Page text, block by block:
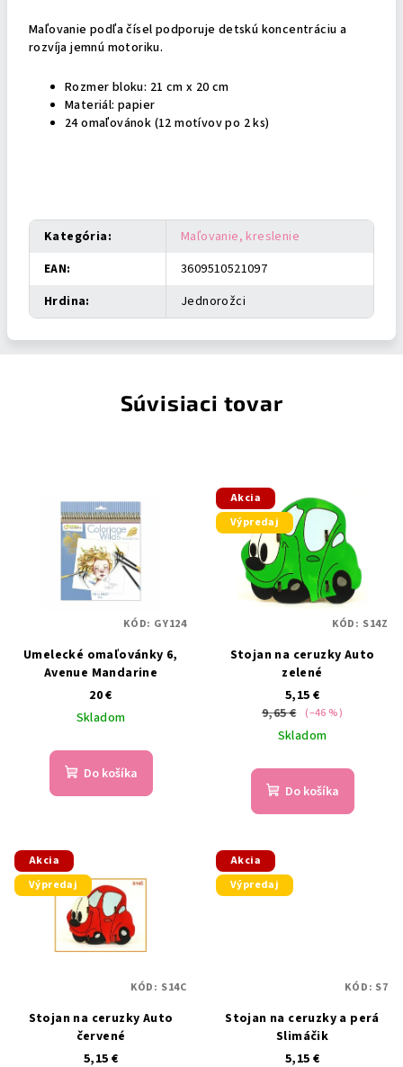
Maľovanie podľa čísel podporuje detskú koncentráciu a
rozvíja jemnú motoriku.
Rozmer bloku: 21 cm x 20 cm
Materiál: papier
24 omaľovánok (12 motívov po 2 ks)
Kategória:
Maľovanie, kreslenie
EAN:
3609510521097
Hrdina: Jednorožci
Súvisiaci tovar
Umelecké omaľovánky 6,
Avenue Mandarine
20 €
Skladom
Do košíka
KÓD: GY124
Akcia
Výpredaj
Stojan na ceruzky Auto
zelené
5,15 €
9,65 € (–46 %)
Skladom
Do košíka
KÓD: S14Z
Akcia
Výpredaj
Stojan na ceruzky Auto
červené
5,15 €
KÓD: S14C
Akcia
Výpredaj
Stojan na ceruzky a perá
Slimáčik
5,15 €
KÓD: S7